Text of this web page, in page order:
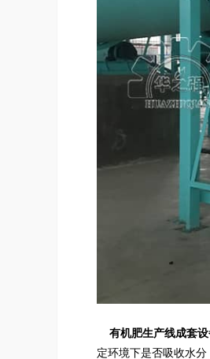
有机肥生产线成套
定环境下是否吸收水